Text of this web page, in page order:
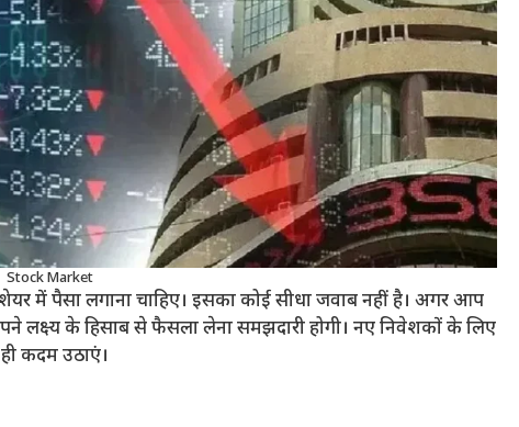
Stock Market
में पैसा लगाना चाहिए। इसका कोई सीधा जवाब नहीं है। अगर आप
के हिसाब से फैसला लेना समझदारी होगी। नए निवेशकों के लिए
कदम उठाएं।